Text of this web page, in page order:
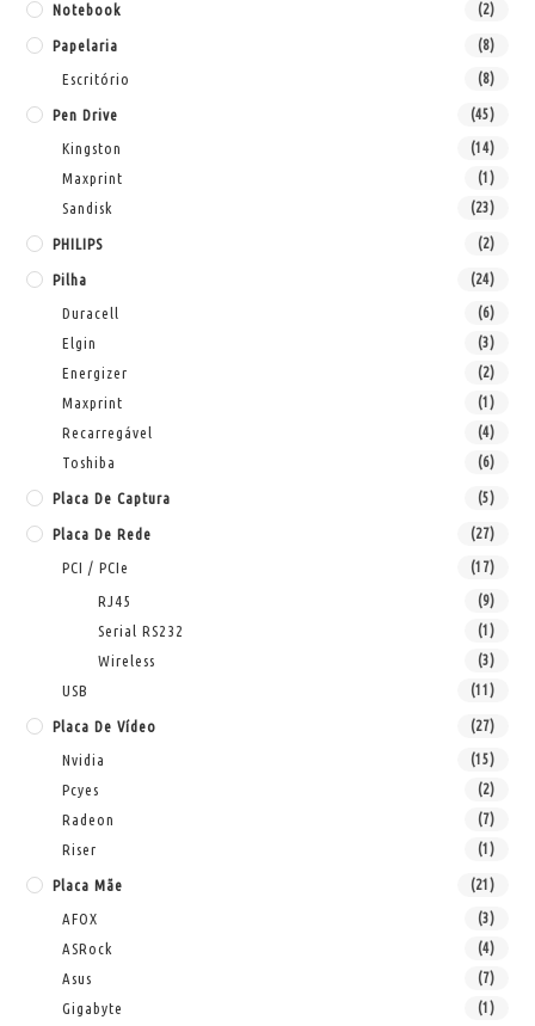
Notebook (2)
Papelaria (8)
Escritório (8)
Pen Drive (45)
Kingston (14)
Maxprint (1)
Sandisk (23)
PHILIPS (2)
Pilha (24)
Duracell (6)
Elgin (3)
Energizer (2)
Maxprint (1)
Recarregável (4)
Toshiba (6)
Placa De Captura (5)
Placa De Rede (27)
PCI / PCIe (17)
RJ45 (9)
Serial RS232 (1)
Wireless (3)
USB (11)
Placa De Vídeo (27)
Nvidia (15)
Pcyes (2)
Radeon (7)
Riser (1)
Placa Mãe (21)
AFOX (3)
ASRock (4)
Asus (7)
Gigabyte (1)